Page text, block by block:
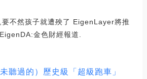
不然孩子就遭殃了 EigenLayer將推
金色財經報道.
聽過的）歷史級「超級跑車」